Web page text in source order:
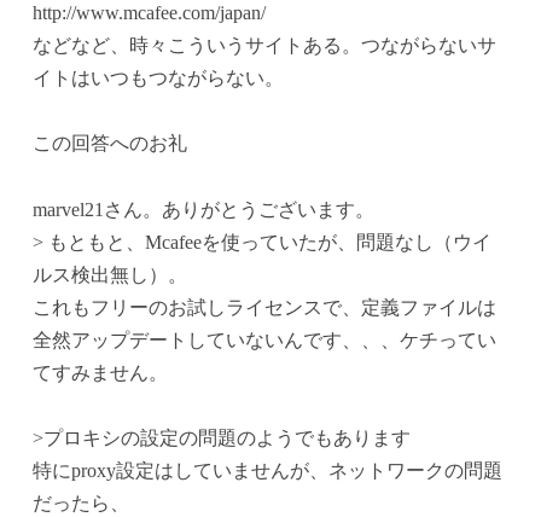
http://www.mcafee.com/japan/
などなど、時々こういうサイトある。つながらないサ
イトはいつもつながらない。
この回答へのお礼
marvel21さん。ありがとうございます。
> もともと、Mcafeeを使っていたが、問題なし（ウイ
ルス検出無し）。
これもフリーのお試しライセンスで、定義ファイルは
全然アップデートしていないんです、、、ケチってい
てすみません。
>プロキシの設定の問題のようでもあります
特にproxy設定はしていませんが、ネットワークの問題
だったら、